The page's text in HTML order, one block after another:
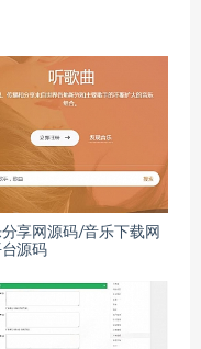
享网源码/音乐下载网
源码